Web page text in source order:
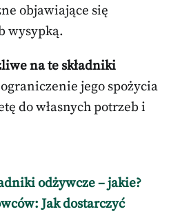
objawiające się
wysypką.
na te składniki
jego spożycia
do własnych potrzeb i
odżywcze – jakie?
Jak dostarczyć